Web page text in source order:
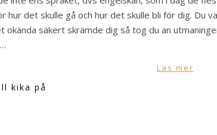
hur det skulle gå och hur det skulle bli för dig. Du
okända säkert skrämde dig så tog du an
Läs mer
kika på